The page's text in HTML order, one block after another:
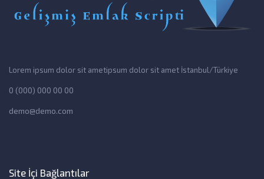
Lorem ipsum dolor sit ametipsum dolor sit amet İstanbul/Türkiye
0 (000) 000 00 00
demo@demo.com
Site İçi Bağlantılar